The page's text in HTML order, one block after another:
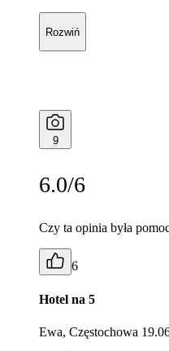
Rozwiń
9
6.0/6
Czy ta opinia była
6
Hotel na 5
Ewa, Częstochowa